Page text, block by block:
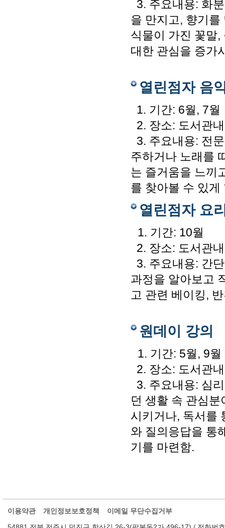
3. 주요내용: 화
을 만지고, 향기
식물이 가진 꽃말
대한 관심을 증가
열린점자 음
1. 기간: 6월, 7월
2. 장소: 도서관내
3. 주요내용: 전
주하거나 노래를
는 즐거움을 느끼
를 찾아볼 수 있게
열린점자 요
1. 기간: 10월
2. 장소: 도서관내
3. 주요내용: 간
과정을 알아보고
고 관련 베이킹,
원데이 강의
1. 기간: 5월, 9월
2. 장소: 도서관내
3. 주요내용: 심
던 생활 속 관심
시키거나, 독서를
와 질의응답을 통
기를 마련함.
이용약관 개인정보보호정책
이메일 무단수집거부